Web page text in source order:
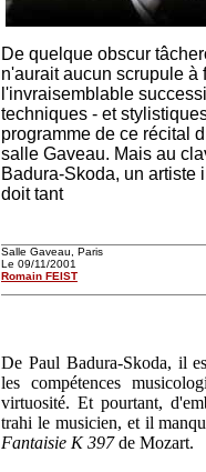
De quelque obscur
n'aurait aucun scrupule à
l'invraisemblable
techniques - et
programme de ce récital
salle Gaveau. Mais au
Badura-Skoda, un artiste
doit tant
Salle Gaveau, Paris
Le 09/11/2001
Romain FEIST
De Paul Badura-Skoda, il
les compétences
virtuosité. Et pourtant,
trahi le musicien, et il
Fantaisie K 397de Mozart.